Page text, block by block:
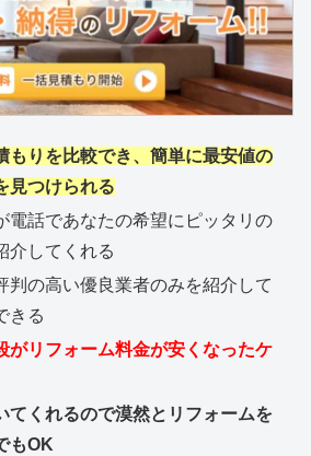
もりを比較でき、簡単に最安値の
見つけられる
電話であなたの希望にピッタリの
介してくれる
判の高い優良業者のみを紹介して
きる
がリフォーム料金が安くなったケ
てくれるので漠然とリフォームを
もOK